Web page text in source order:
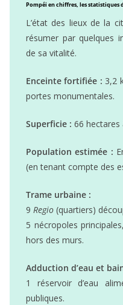
Pompéi en chiffres, les statistiques
L’état des lieux de la
résumer par quelques
de sa vitalité.
Enceinte fortifiée : 3,2
portes monumentales.
Superficie : 66 hectares
Population estimée :
(en tenant compte des
Trame urbaine :
9 Regio (quartiers)
5 nécropoles
hors des murs.
Adduction d’eau et
1 réservoir d’eau
publiques.